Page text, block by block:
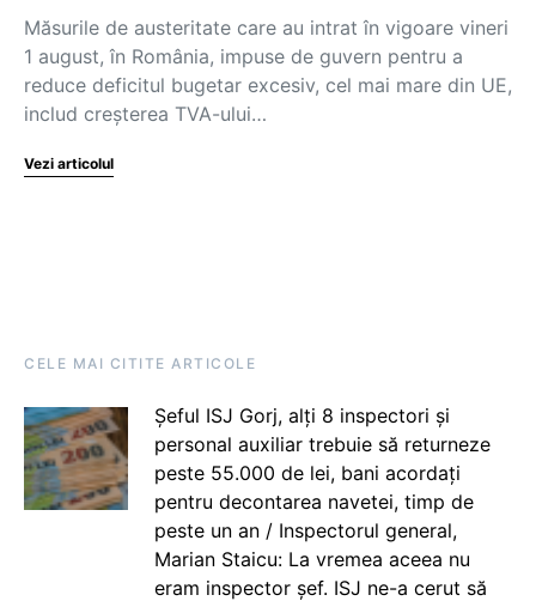
Măsurile de austeritate care au intrat în vigoare vineri
1 august, în România, impuse de guvern pentru a
reduce deficitul bugetar excesiv, cel mai mare din UE,
includ creşterea TVA-ului…
Vezi articolul
CELE MAI CITITE ARTICOLE
Șeful ISJ Gorj, alți 8 inspectori și
personal auxiliar trebuie să returneze
peste 55.000 de lei, bani acordați
pentru decontarea navetei, timp de
peste un an / Inspectorul general,
Marian Staicu: La vremea aceea nu
eram inspector șef. ISJ ne-a cerut să